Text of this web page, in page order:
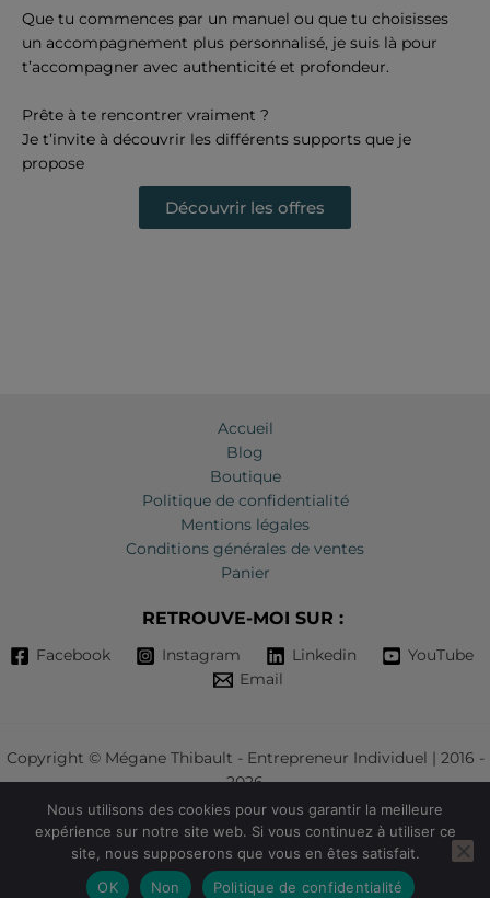
Que tu commences par un manuel ou que tu choisisses
un accompagnement plus personnalisé, je suis là pour
t’accompagner avec authenticité et profondeur.
Prête à te rencontrer vraiment ?
Je t’invite à découvrir les différents supports que je
propose
Découvrir les offres
Accueil
Blog
Boutique
Politique de confidentialité
Mentions légales
Conditions générales de ventes
Panier
RETROUVE-MOI SUR :
Facebook Instagram Linkedin
YouTube
Email
Copyright © Mégane Thibault - Entrepreneur Individuel | 2016 -
2026
Ce site ne fait pas partie du site web FacebookTM ou de FacebookTM
Inc. De plus, ce site n'est en aucun cas approuvé par FacebookTM.
FacebookTM est une marque de commerce de FacebookTM, Inc
Nous utilisons des cookies pour vous garantir la meilleure
expérience sur notre site web. Si vous continuez à utiliser ce
site, nous supposerons que vous en êtes satisfait.
OK
Non Politique de confidentialité